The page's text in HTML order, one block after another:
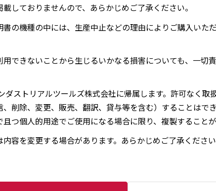
しておりませんので、あらかじめご了承ください。
の機種の中には、生産中止などの理由によりご購入いた
できないことから生じるいかなる損害についても、一切
ダストリアルツールズ株式会社に帰属します。許可なく取
削除、変更、販売、翻訳、貸与等を含む）することはでき
つ個人的用途でご使用になる場合に限り、複製することが
容を変更する場合があります。あらかじめご了承ください